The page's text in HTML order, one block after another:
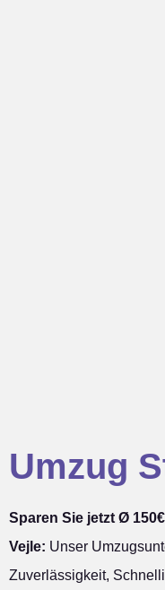
Umzug
Sparen Sie jetzt Ø
Vejle: Unser
Zuverlässigkeit,